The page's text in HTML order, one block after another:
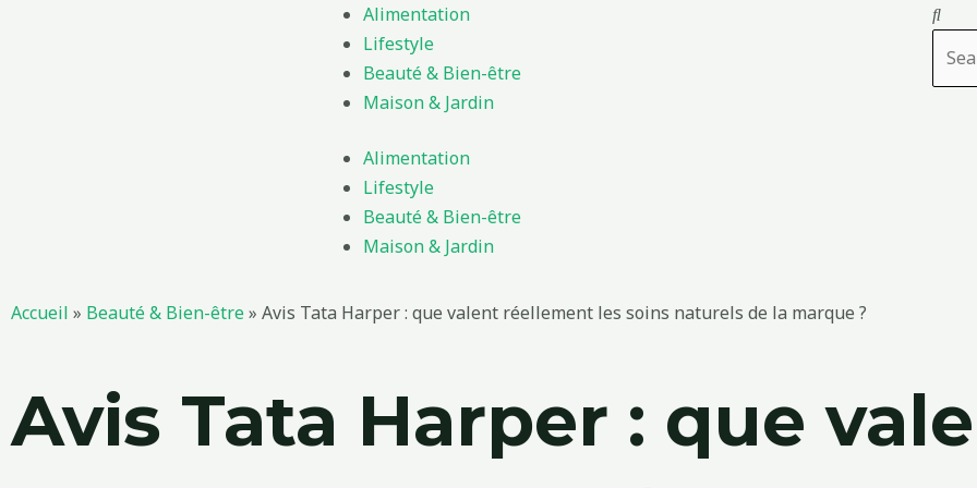
Alimentation
Lifestyle
Beauté & Bien-être
Maison & Jardin
Alimentation
Lifestyle
Beauté & Bien-être
Maison & Jardin
Accueil » Beauté & Bien-être» Avis Tata Harper : que valent réellement les soins naturels de la marque ?
Avis Tata Harper : que